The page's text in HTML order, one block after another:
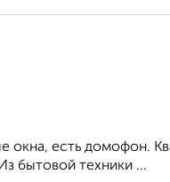
окна, есть домофон.
бытовой техники ...